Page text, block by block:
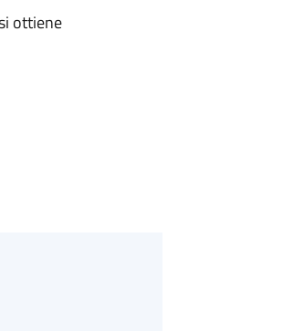
ottiene